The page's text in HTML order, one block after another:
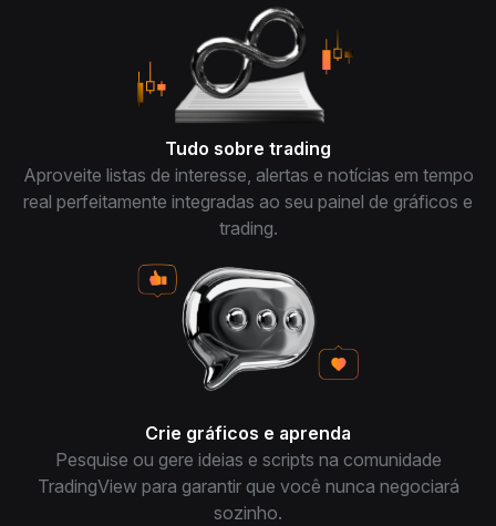
Tudo sobre trading
Aproveite listas de interesse, alertas e notícias em tempo
real perfeitamente integradas ao seu painel de gráficos e
trading.
Crie gráficos e aprenda
Pesquise ou gere ideias e scripts na comunidade
TradingView para garantir que você nunca negociará
sozinho.